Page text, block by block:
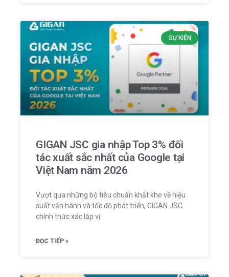
SỰ KIỆN
GIGAN JSC gia nhập Top 3% đối
tác xuất sắc nhất của Google tại
Việt Nam năm 2026
Vượt qua những bộ tiêu chuẩn khắt khe về hiệu
suất vận hành và tốc độ phát triển, GIGAN JSC
chính thức xác lập vị
ĐỌC TIẾP »